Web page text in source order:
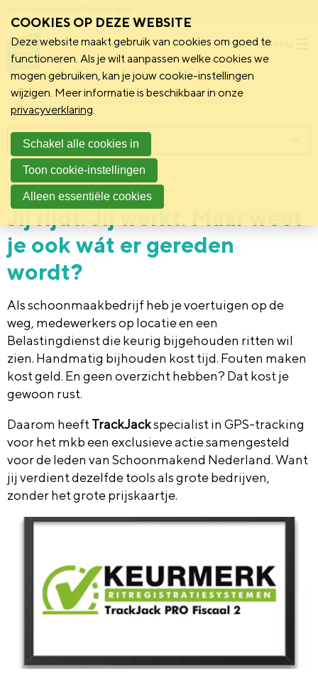
Menu
Schoonmakend Nederland
Vereniging 25 februari 2026
Jij rijdt. Jij werkt. Maar weet
je ook wát er gereden
wordt?
Als schoonmaakbedrijf heb je voertuigen op de
weg, medewerkers op locatie en een
Belastingdienst die keurig bijgehouden ritten wil
zien. Handmatig bijhouden kost tijd. Fouten maken
kost geld. En geen overzicht hebben? Dat kost je
gewoon rust.
Daarom heeftTrackJackspecialist in GPS-tracking
voor het mkb een exclusieve actie samengesteld
voor de leden van Schoonmakend Nederland. Want
jij verdient dezelfde tools als grote bedrijven,
zonder het grote prijskaartje.
Menu
COOKIES OP DEZE WEBSITE
Deze website maakt gebruik van cookies om goed te
functioneren. Als je wilt aanpassen welke cookies we
mogen gebruiken, kan je jouw cookie-instellingen
wijzigen. Meer informatie is beschikbaar in onze
privacyverklaring.
Schakel alle cookies in
Toon cookie-instellingen
Alleen essentiële cookies